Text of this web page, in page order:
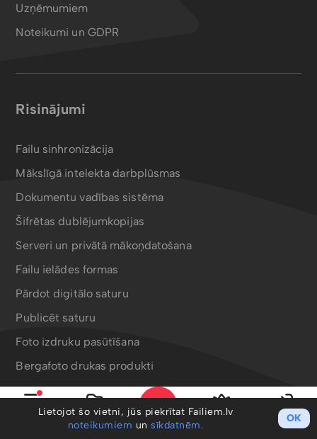
Mani faili Ieiet
Uzņēmumiem
Noteikumi un GDPR
Risinājumi
Failu sinhronizācija
Mākslīgā intelekta darbplūsmas
Dokumentu vadības sistēma
Šifrētas dublējumkopijas
Serveri un privātā mākoņdatošana
Failu ielādes formas
Pārdot digitālo saturu
Publicēt saturu
Foto izdruku pasūtīšana
Bergafoto drukas produkti
Lietojot šo vietni, jūs piekrītat Failiem.lv
noteikumiem unsīkdatnēm.
OK